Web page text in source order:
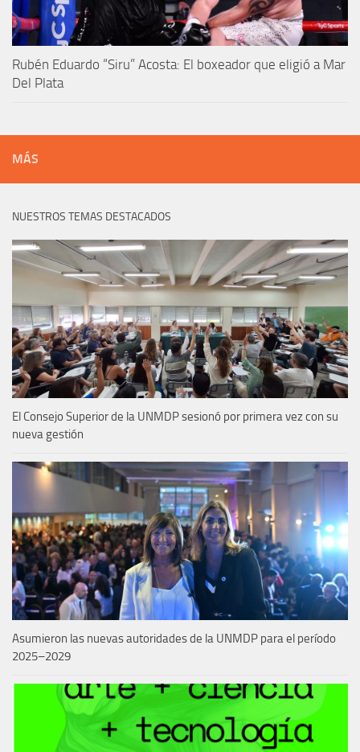
Rubén Eduardo “Siru” Acosta: El boxeador que eligió a Mar
Del Plata
MÁS
NUESTROS TEMAS DESTACADOS
El Consejo Superior de la UNMDP sesionó por primera vez con su
nueva gestión
Asumieron las nuevas autoridades de la UNMDP para el período
2025–2029